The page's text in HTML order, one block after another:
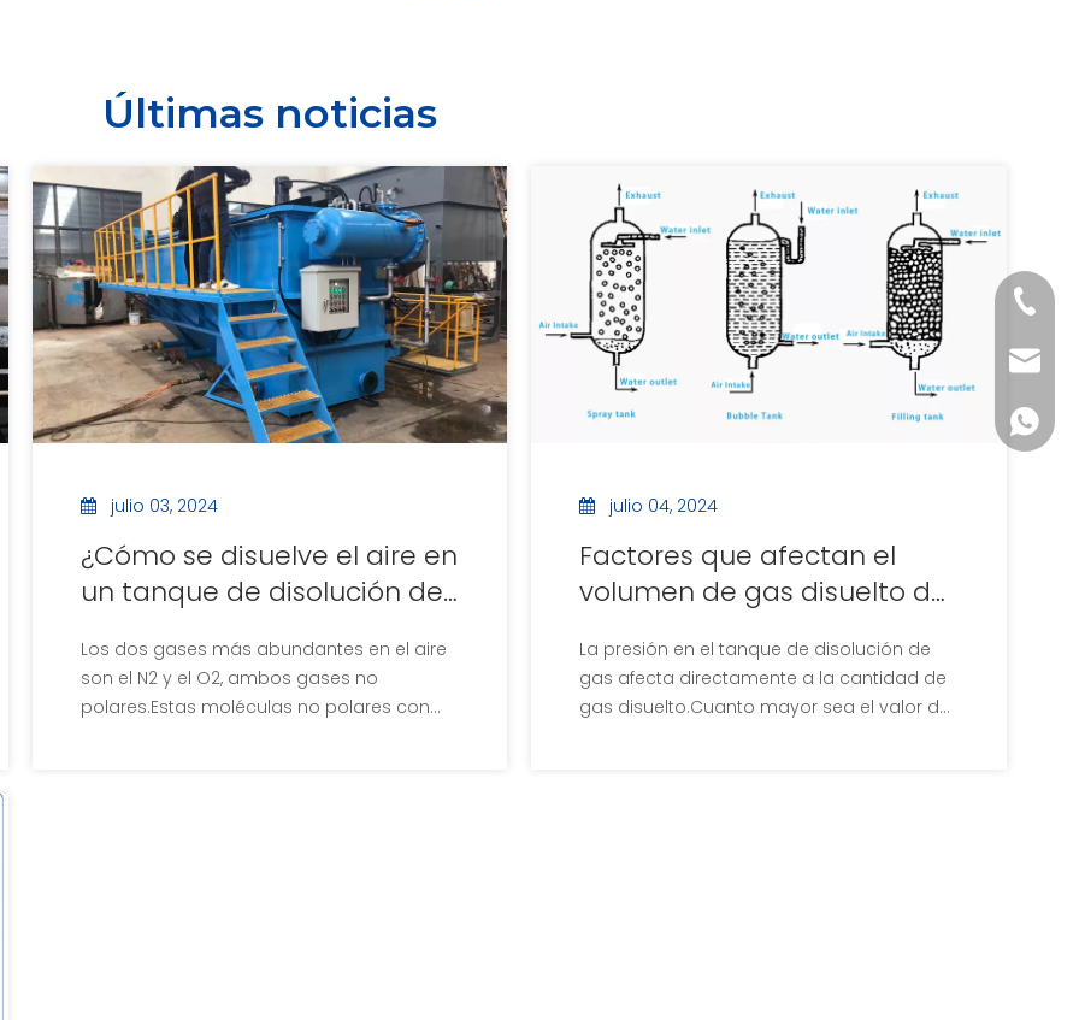
Últimas noticias
julio 03, 2024
¿Cómo se disuelve el aire en
un tanque de disolución de
Los dos gases más abundantes en el aire
son el N2 y el O2, ambos gases no
polares.Estas moléculas no polares con
julio 04, 2024
Factores que afectan el
volumen de gas disuelto del
presurizado
La presión en el tanque de disolución de
gas afecta directamente a la cantidad de
gas disuelto.Cuanto mayor sea el valor de
+86-
+86-